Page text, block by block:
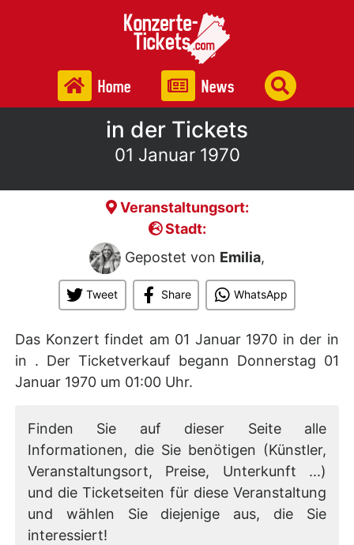
Home News
in der Tickets
01 Januar 1970
Veranstaltungsort:
Stadt:
Gepostet von Emilia,
Tweet Share WhatsApp
Das Konzert findet am 01 Januar 1970 in der in
in . Der Ticketverkauf begann Donnerstag 01
Januar 1970 um 01:00 Uhr.
Finden Sie auf dieser Seite alle
Informationen, die Sie benötigen (Künstler,
Veranstaltungsort, Preise, Unterkunft ...)
und die Ticketseiten für diese Veranstaltung
und wählen Sie diejenige aus, die Sie
interessiert!